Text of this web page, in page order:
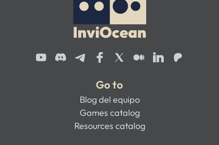
Go to
Blog del equipo
Games catalog
Resources catalog